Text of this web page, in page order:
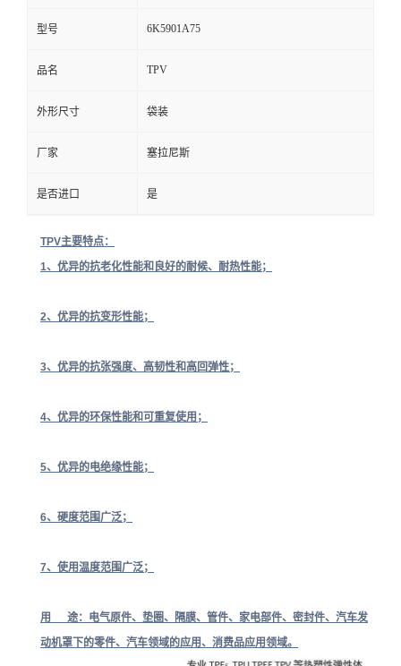
型号 6K5901A75
品名 TPV
外形尺寸 袋装
厂家 塞拉尼斯
是否进口 是
TPV主要特点：
1、优异的抗老化性能和良好的耐候、耐热性能；
2、优异的抗变形性能；
3、优异的抗张强度、高韧性和高回弹性；
4、优异的环保性能和可重复使用；
5、优异的电绝缘性能；
6、硬度范围广泛；
7、使用温度范围广泛；
用 途：电气原件、垫圈、隔膜、管件、家电部件、密封件、汽车发
动机罩下的零件、汽车领域的应用、消费品应用领域。